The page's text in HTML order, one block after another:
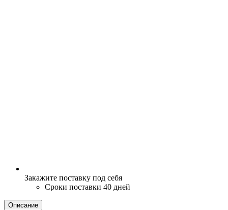
Закажите поставку под себя
Сроки поставки 40 дней
Описание